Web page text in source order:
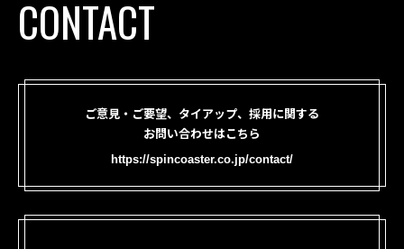
CONTACT
ご意見・ご要望、タイアップ、採用に関する
お問い合わせはこちら
https://spincoaster.co.jp/contact/